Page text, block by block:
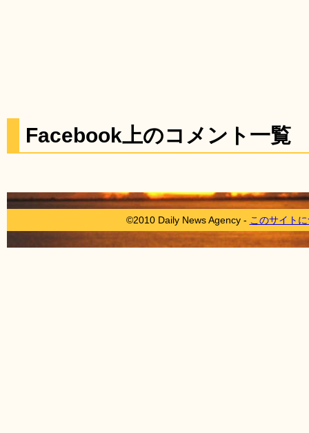
Facebook上のコメント一覧
©2010 Daily News Agency - このサイト